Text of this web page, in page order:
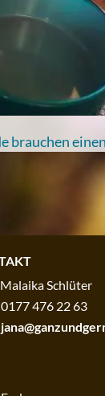
brauchen
Schlüter
0177 476 22 63